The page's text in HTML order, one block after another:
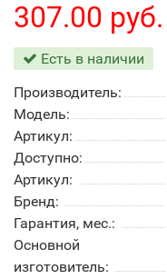
307.00 руб.
Есть в наличии
Производитель:
Модель:
Артикул:
Доступно:
Артикул:
Бренд:
Гарантия, мес.:
Основной
изготовитель: